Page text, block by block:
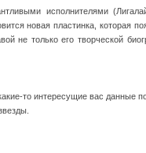
исполнителями
новая пластинка, которая
не только его творческой
то интересущие вас данные